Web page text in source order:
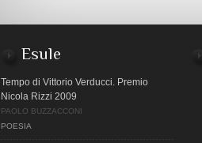
Esule
Tempo di Vittorio Verducci. Premio
Nicola Rizzi 2009
PAOLO BUZZACCONI
POESIA